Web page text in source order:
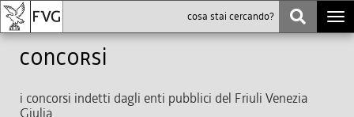
Concorsi
i concorsi indetti dagli enti pubblici del Friuli Venezia
Giulia